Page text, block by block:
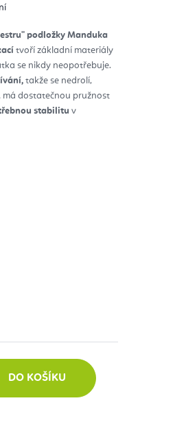
podložky Manduka
tvoří základní materiály
se nikdy neopotřebuje.
takže se nedrolí,
má dostatečnou pružnost
stabilitu v
DO KOŠÍKU